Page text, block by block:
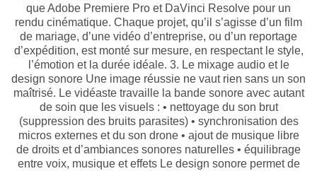
que Adobe Premiere Pro et DaVinci Resolve pour un
rendu cinématique. Chaque projet, qu’il s’agisse d’un film
de mariage, d’une vidéo d’entreprise, ou d’un reportage
d’expédition, est monté sur mesure, en respectant le style,
l’émotion et la durée idéale. 3. Le mixage audio et le
design sonore Une image réussie ne vaut rien sans un son
maîtrisé. Le vidéaste travaille la bande sonore avec autant
de soin que les visuels : • nettoyage du son brut
(suppression des bruits parasites) • synchronisation des
micros externes et du son drone • ajout de musique libre
de droits et d’ambiances sonores naturelles • équilibrage
entre voix, musique et effets Le design sonore permet de